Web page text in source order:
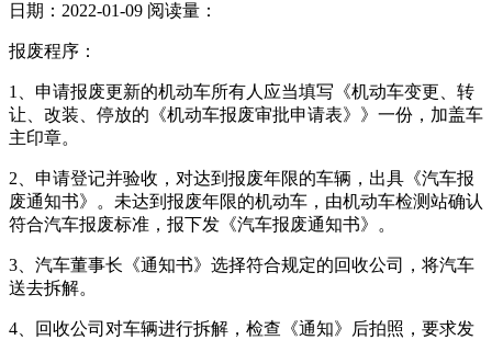
日期：2022-01-09 阅读量：
报废程序：
1、申请报废更新的机动车所有人应当填写《机动车变更、转
让、改装、停放的《机动车报废审批申请表》》一份，加盖车
主印章。
2、申请登记并验收，对达到报废年限的车辆，出具《汽车报
废通知书》。未达到报废年限的机动车，由机动车检测站确认
符合汽车报废标准，报下发《汽车报废通知书》。
3、汽车董事长《通知书》选择符合规定的回收公司，将汽车
送去拆解。
4、回收公司对车辆进行拆解，检查《通知》后拍照，要求发